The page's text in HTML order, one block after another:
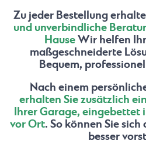
Zu jeder Bestellung
und unverbindliche
HauseWir helfen
maßgeschneiderte
Bequem,
Nach einem
erhalten Sie zusätzlich
Ihrer Garage, eingebettet
vor Ort. So können Sie
besser